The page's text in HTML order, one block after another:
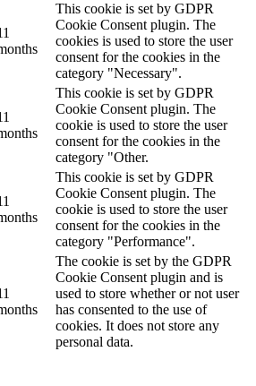
This cookie is set by GDPR
Cookie Consent plugin. The
cookies is used to store the user
consent for the cookies in the
category "Necessary".
This cookie is set by GDPR
Cookie Consent plugin. The
cookie is used to store the user
consent for the cookies in the
category "Other.
This cookie is set by GDPR
Cookie Consent plugin. The
cookie is used to store the user
consent for the cookies in the
category "Performance".
The cookie is set by the GDPR
Cookie Consent plugin and is
used to store whether or not user
has consented to the use of
cookies. It does not store any
personal data.